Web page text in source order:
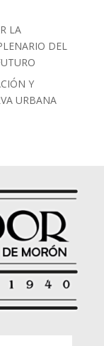
LA
DEL
Y
URBANA